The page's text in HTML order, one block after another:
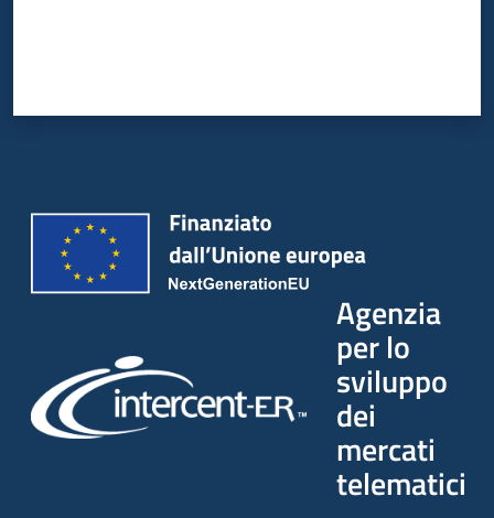
Agenzia
per lo
sviluppo
dei
mercati
telematici